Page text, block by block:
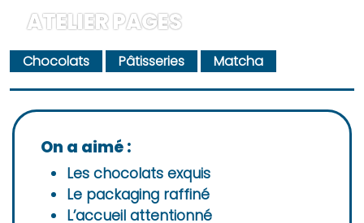
BAR KARAOKE
SUSHI
VEGAN
STREET-FOOD
IZAKAYA
PÂTISSERIE ET KISSATEN
ATELIER PAGES
Chocolats Pâtisseries Matcha
On a aimé :
Les chocolats exquis
Le packaging raffiné
L’accueil attentionné